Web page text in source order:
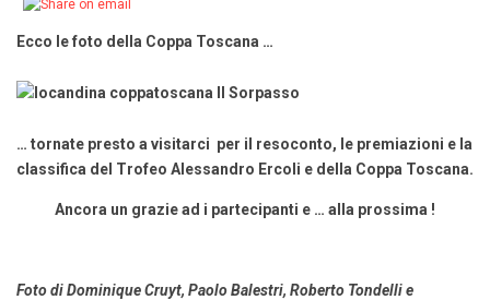
Ecco le foto della Coppa Toscana …
… tornate presto a visitarci per il resoconto, le premiazioni e la
classifica del Trofeo Alessandro Ercoli e della Coppa Toscana.
Ancora un grazie ad i partecipanti e … alla prossima !
Foto di Dominique Cruyt, Paolo Balestri, Roberto Tondelli e